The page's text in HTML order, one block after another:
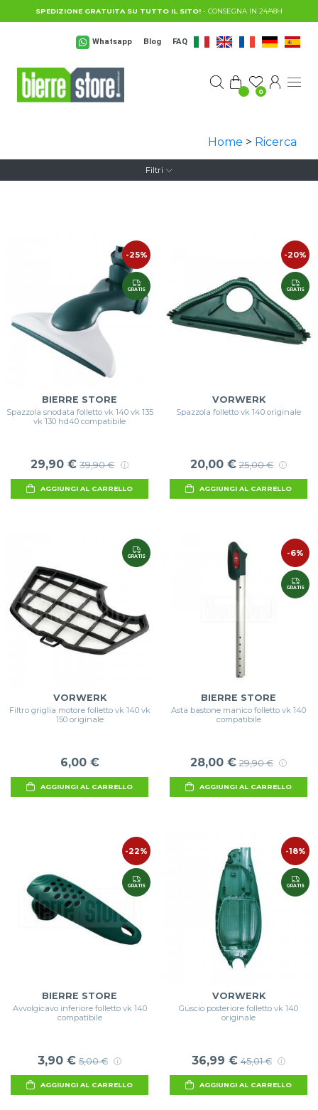
Salta al contenuto principale
SPEDIZIONE GRATUITA SU TUTTO IL SITO! - CONSEGNA IN 24/48H
Whatsapp Blog FAQ
0
Home > Ricerca
Filtri
-25%
GRATIS
BIERRE STORE
Spazzola snodata folletto vk 140 vk 135
vk 130 hd40 compatibile
29,90 € 39,90 €
AGGIUNGI AL CARRELLO
-20%
GRATIS
VORWERK
Spazzola folletto vk 140 originale
20,00 € 25,00 €
AGGIUNGI AL CARRELLO
GRATIS
VORWERK
Filtro griglia motore folletto vk 140 vk
150 originale
6,00 €
AGGIUNGI AL CARRELLO
-6%
GRATIS
BIERRE STORE
Asta bastone manico folletto vk 140
compatibile
28,00 € 29,90 €
AGGIUNGI AL CARRELLO
-22%
GRATIS
BIERRE STORE
Avvolgicavo inferiore folletto vk 140
compatibile
3,90 € 5,00 €
AGGIUNGI AL CARRELLO
-18%
GRATIS
VORWERK
Guscio posteriore folletto vk 140
originale
36,99 € 45,01 €
AGGIUNGI AL CARRELLO